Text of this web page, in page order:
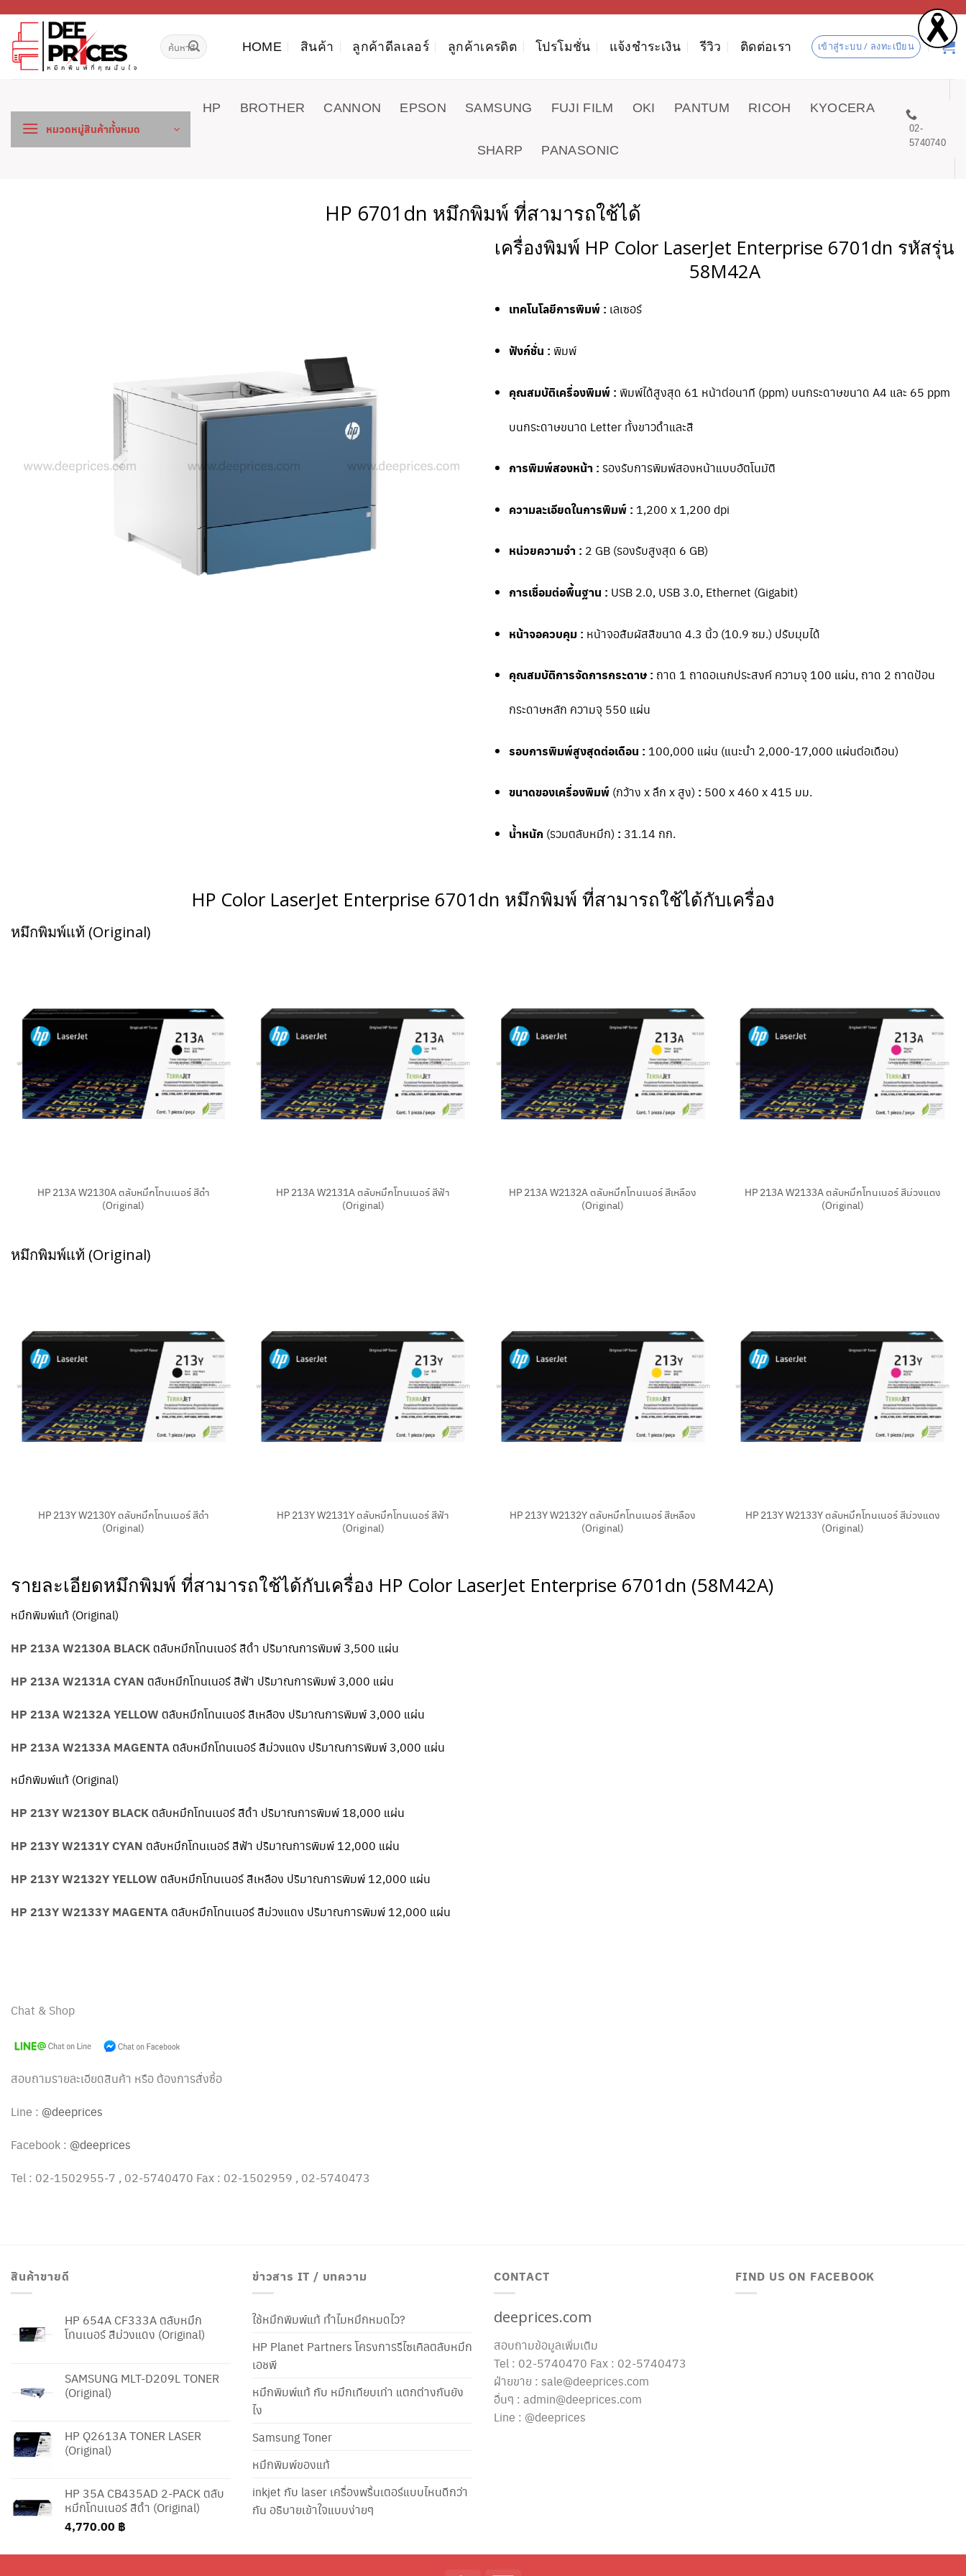
เนื้อหา
ค้นหา: HOME สินค้า ลูกค้าดีลเลอร์ ลูกค้าเครดิต โปรโมชั่น แจ้งชำระเงิน รีวิว ติดต่อเรา เข้าสู่ระบบ / ลงทะเบียน
หมวดหมู่สินค้าทั้งหมด
HP BROTHER CANNON EPSON SAMSUNG FUJI FILM OKI PANTUM RICOH KYOCERA
SHARP PANASONIC
02-
5740740
HP 6701dn หมึกพิมพ์ ที่สามารถใช้ได้
เครื่องพิมพ์ HP Color LaserJet Enterprise 6701dn รหัสรุ่น
58M42A
เทคโนโลยีการพิมพ์ : เลเซอร์
ฟังก์ชั่น : พิมพ์
คุณสมบัติเครื่องพิมพ์ : พิมพ์ได้สูงสุด 61 หน้าต่อนาที (ppm) บนกระดาษขนาด A4 และ 65 ppm
บนกระดาษขนาด Letter ทั้งขาวดำและสี
การพิมพ์สองหน้า : รองรับการพิมพ์สองหน้าแบบอัตโนมัติ
ความละเอียดในการพิมพ์ : 1,200 x 1,200 dpi
หน่วยความจำ : 2 GB (รองรับสูงสุด 6 GB)
การเชื่อมต่อพื้นฐาน : USB 2.0, USB 3.0, Ethernet (Gigabit)
หน้าจอควบคุม : หน้าจอสัมผัสสีขนาด 4.3 นิ้ว (10.9 ซม.) ปรับมุมได้
คุณสมบัติการจัดการกระดาษ : ถาด 1 ถาดอเนกประสงค์ ความจุ 100 แผ่น, ถาด 2 ถาดป้อน
กระดาษหลัก ความจุ 550 แผ่น
รอบการพิมพ์สูงสุดต่อเดือน : 100,000 แผ่น (แนะนำ 2,000-17,000 แผ่นต่อเดือน)
ขนาดของเครื่องพิมพ์ (กว้าง x ลึก x สูง) : 500 x 460 x 415 มม.
น้ำหนัก (รวมตลับหมึก) : 31.14 กก.
HP Color LaserJet Enterprise 6701dn หมึกพิมพ์ ที่สามารถใช้ได้กับเครื่อง
หมึกพิมพ์แท้ (Original)
HP 213A W2130A ตลับหมึกโทนเนอร์ สีดำ
(Original)
HP 213A W2131A ตลับหมึกโทนเนอร์ สีฟ้า
(Original)
HP 213A W2132A ตลับหมึกโทนเนอร์ สีเหลือง
(Original)
HP 213A W2133A ตลับหมึกโทนเนอร์ สีม่วงแดง
(Original)
หมึกพิมพ์แท้ (Original)
HP 213Y W2130Y ตลับหมึกโทนเนอร์ สีดำ
(Original)
HP 213Y W2131Y ตลับหมึกโทนเนอร์ สีฟ้า
(Original)
HP 213Y W2132Y ตลับหมึกโทนเนอร์ สีเหลือง
(Original)
HP 213Y W2133Y ตลับหมึกโทนเนอร์ สีม่วงแดง
(Original)
รายละเอียดหมึกพิมพ์ ที่สามารถใช้ได้กับเครื่อง HP Color LaserJet Enterprise 6701dn (58M42A)
หมึกพิมพ์แท้ (Original)
HP 213A W2130A BLACK ตลับหมึกโทนเนอร์ สีดำ ปริมาณการพิมพ์ 3,500 แผ่น
HP 213A W2131A CYAN ตลับหมึกโทนเนอร์ สีฟ้า ปริมาณการพิมพ์ 3,000 แผ่น
HP 213A W2132A YELLOW ตลับหมึกโทนเนอร์ สีเหลือง ปริมาณการพิมพ์ 3,000 แผ่น
HP 213A W2133A MAGENTA ตลับหมึกโทนเนอร์ สีม่วงแดง ปริมาณการพิมพ์ 3,000 แผ่น
หมึกพิมพ์แท้ (Original)
HP 213Y W2130Y BLACK ตลับหมึกโทนเนอร์ สีดำ ปริมาณการพิมพ์ 18,000 แผ่น
HP 213Y W2131Y CYAN ตลับหมึกโทนเนอร์ สีฟ้า ปริมาณการพิมพ์ 12,000 แผ่น
HP 213Y W2132Y YELLOW ตลับหมึกโทนเนอร์ สีเหลือง ปริมาณการพิมพ์ 12,000 แผ่น
HP 213Y W2133Y MAGENTA ตลับหมึกโทนเนอร์ สีม่วงแดง ปริมาณการพิมพ์ 12,000 แผ่น
Chat & Shop
สอบถามรายละเอียดสินค้า หรือ ต้องการสั่งซื้อ
Line : @deeprices
Facebook : @deeprices
Tel : 02-1502955-7 , 02-5740470 Fax : 02-1502959 , 02-5740473
สินค้าขายดี
HP 654A CF333A ตลับหมึก
โทนเนอร์ สีม่วงแดง (Original)
SAMSUNG MLT-D209L TONER
(Original)
HP Q2613A TONER LASER
(Original)
HP 35A CB435AD 2-PACK ตลับ
หมึกโทนเนอร์ สีดำ (Original)
4,770.00 ฿
ข่าวสาร IT / บทความ
ใช้หมึกพิมพ์แท้ ทำไมหมึกหมดไว?
HP Planet Partners โครงการรีไซเคิลตลับหมึก
เอชพี
หมึกพิมพ์แท้ กับ หมึกเทียบเท่า แตกต่างกันยัง
ไง
Samsung Toner
หมึกพิมพ์ของแท้
inkjet กับ laser เครื่องพริ้นเตอร์แบบไหนดีกว่า
กัน อธิบายเข้าใจแบบง่ายๆ
CONTACT
deeprices.com
สอบถามข้อมูลเพิ่มเติม
Tel : 02-5740470 Fax : 02-5740473
ฝ่ายขาย : sale@deeprices.com
อื่นๆ : admin@deeprices.com
Line : @deeprices
FIND US ON FACEBOOK